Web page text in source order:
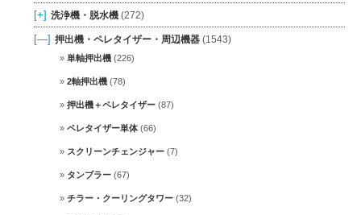
[+] 洗浄機・脱水機 (272)
[—] 押出機・ペレタイザー・周辺機器 (1543)
単軸押出機 (226)
2軸押出機 (78)
押出機＋ペレタイザー (87)
ペレタイザー単体 (66)
スクリーンチェンジャー (7)
タンブラー (67)
チラー・クーリングタワー (32)